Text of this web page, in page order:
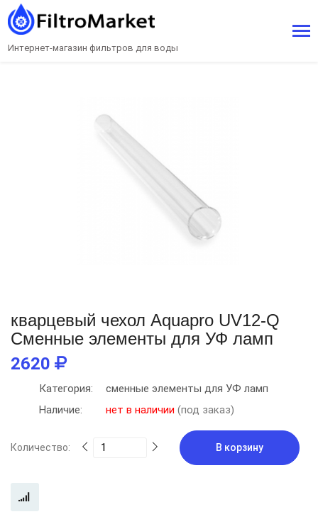
Интернет-магазин фильтров для воды
кварцевый чехол Aquapro UV12-Q
Сменные элементы для УФ ламп
2620
Категория:
сменные элементы для УФ ламп
Наличие:
нет в наличии (под заказ)
Количество: В корзину